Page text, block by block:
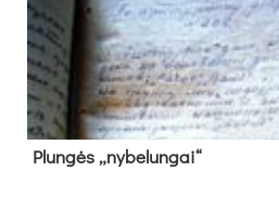
Plun­gės „ny­be­lun­gai“